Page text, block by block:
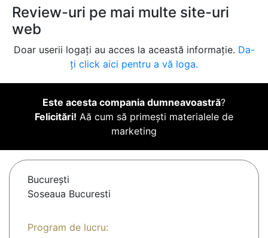
Review-uri pe mai multe site-uri
web
Doar userii logați au acces la această informație. Da-
ți click aici pentru a vă loga.
Este acesta compania dumneavoastră?
Felicitări! Aă cum să primești materialele de
marketing
Bucureşti
Soseaua Bucuresti
Program de lucru: